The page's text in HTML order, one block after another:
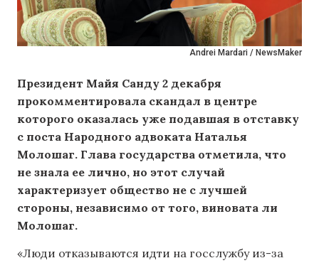
Andrei Mardari / NewsMaker
Президент Майя Санду 2 декабря
прокомментировала скандал в центре
которого оказалась уже подавшая в отставку
с поста Народного адвоката Наталья
Молошаг. Глава государства отметила, что
не знала ее лично, но этот случай
характеризует общество не с лучшей
стороны, независимо от того, виновата ли
Молошаг.
«Люди отказываются идти на госслужбу из-за